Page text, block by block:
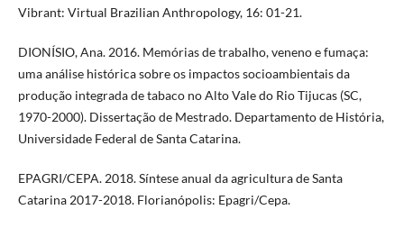
Vibrant: Virtual Brazilian Anthropology, 16: 01-21.
DIONÍSIO, Ana. 2016. Memórias de trabalho, veneno e fumaça:
uma análise histórica sobre os impactos socioambientais da
produção integrada de tabaco no Alto Vale do Rio Tijucas (SC,
1970-2000). Dissertação de Mestrado. Departamento de História,
Universidade Federal de Santa Catarina.
EPAGRI/CEPA. 2018. Síntese anual da agricultura de Santa
Catarina 2017-2018. Florianópolis: Epagri/Cepa.